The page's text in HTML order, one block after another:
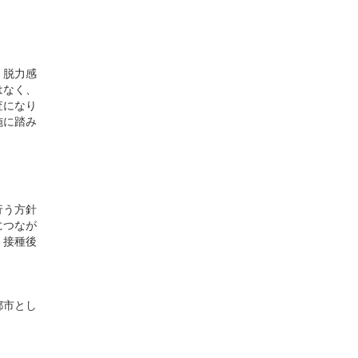
脱力感
く、
なり
踏み
う方針
つなが
種後
とし